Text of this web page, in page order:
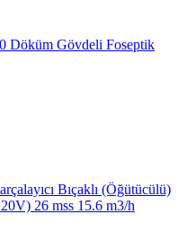
Döküm Gövdeli Foseptik
Bıçaklı (Öğütücülü)
26 mss 15.6 m3/h